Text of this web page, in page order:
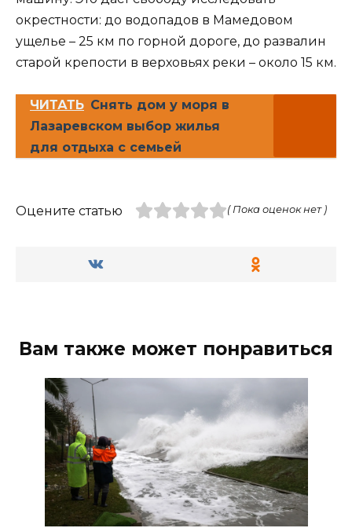
окрестности: до водопадов в Мамедовом
ущелье – 25 км по горной дороге, до развалин
старой крепости в верховьях реки – около 15 км.
ЧИТАТЬ Снять дом у моря в
Лазаревском выбор жилья
для отдыха с семьей
Оцените статью ( Пока оценок нет )
Вам также может понравиться